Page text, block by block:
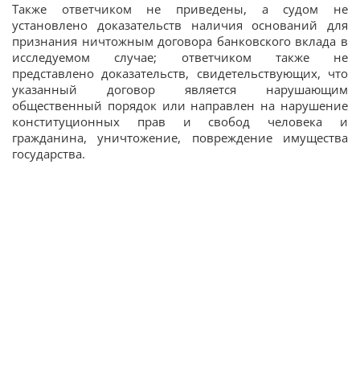
Также ответчиком не приведены, а судом не
установлено доказательств наличия оснований для
признания ничтожным договора банковского вклада в
исследуемом случае; ответчиком также не
представлено доказательств, свидетельствующих, что
указанный договор является нарушающим
общественный порядок или направлен на нарушение
конституционных прав и свобод человека и
гражданина, уничтожение, повреждение имущества
государства.